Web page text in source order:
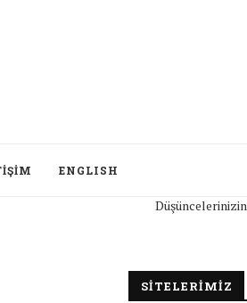
ENGLISH
Düşüncelerinizin
SİTELERİMİZ